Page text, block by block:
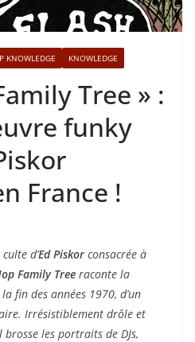
KNOWLEDGE KNOWLEDGE
Tree » :
funky
France !
d’Ed Piskor consacrée à
Family Tree raconte la
fin des années 1970, d’un
Irrésistiblement drôle et
les portraits de DJs,